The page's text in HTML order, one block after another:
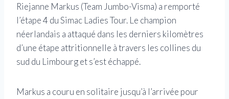
Riejanne Markus (Team Jumbo-Visma) a remporté
l’étape 4 du Simac Ladies Tour. Le champion
néerlandais a attaqué dans les derniers kilomètres
d’une étape attritionnelle à travers les collines du
sud du Limbourg et s’est échappé.
Markus a couru en solitaire jusqu’à l’arrivée pour